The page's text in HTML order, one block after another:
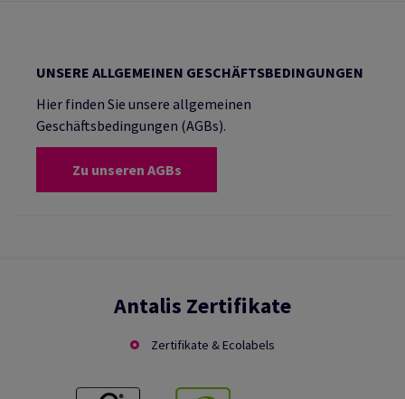
UNSERE ALLGEMEINEN GESCHÄFTSBEDINGUNGEN
Hier finden Sie unsere allgemeinen
Geschäftsbedingungen (AGBs).
Zu unseren AGBs
Antalis Zertifikate
Zertifikate & Ecolabels